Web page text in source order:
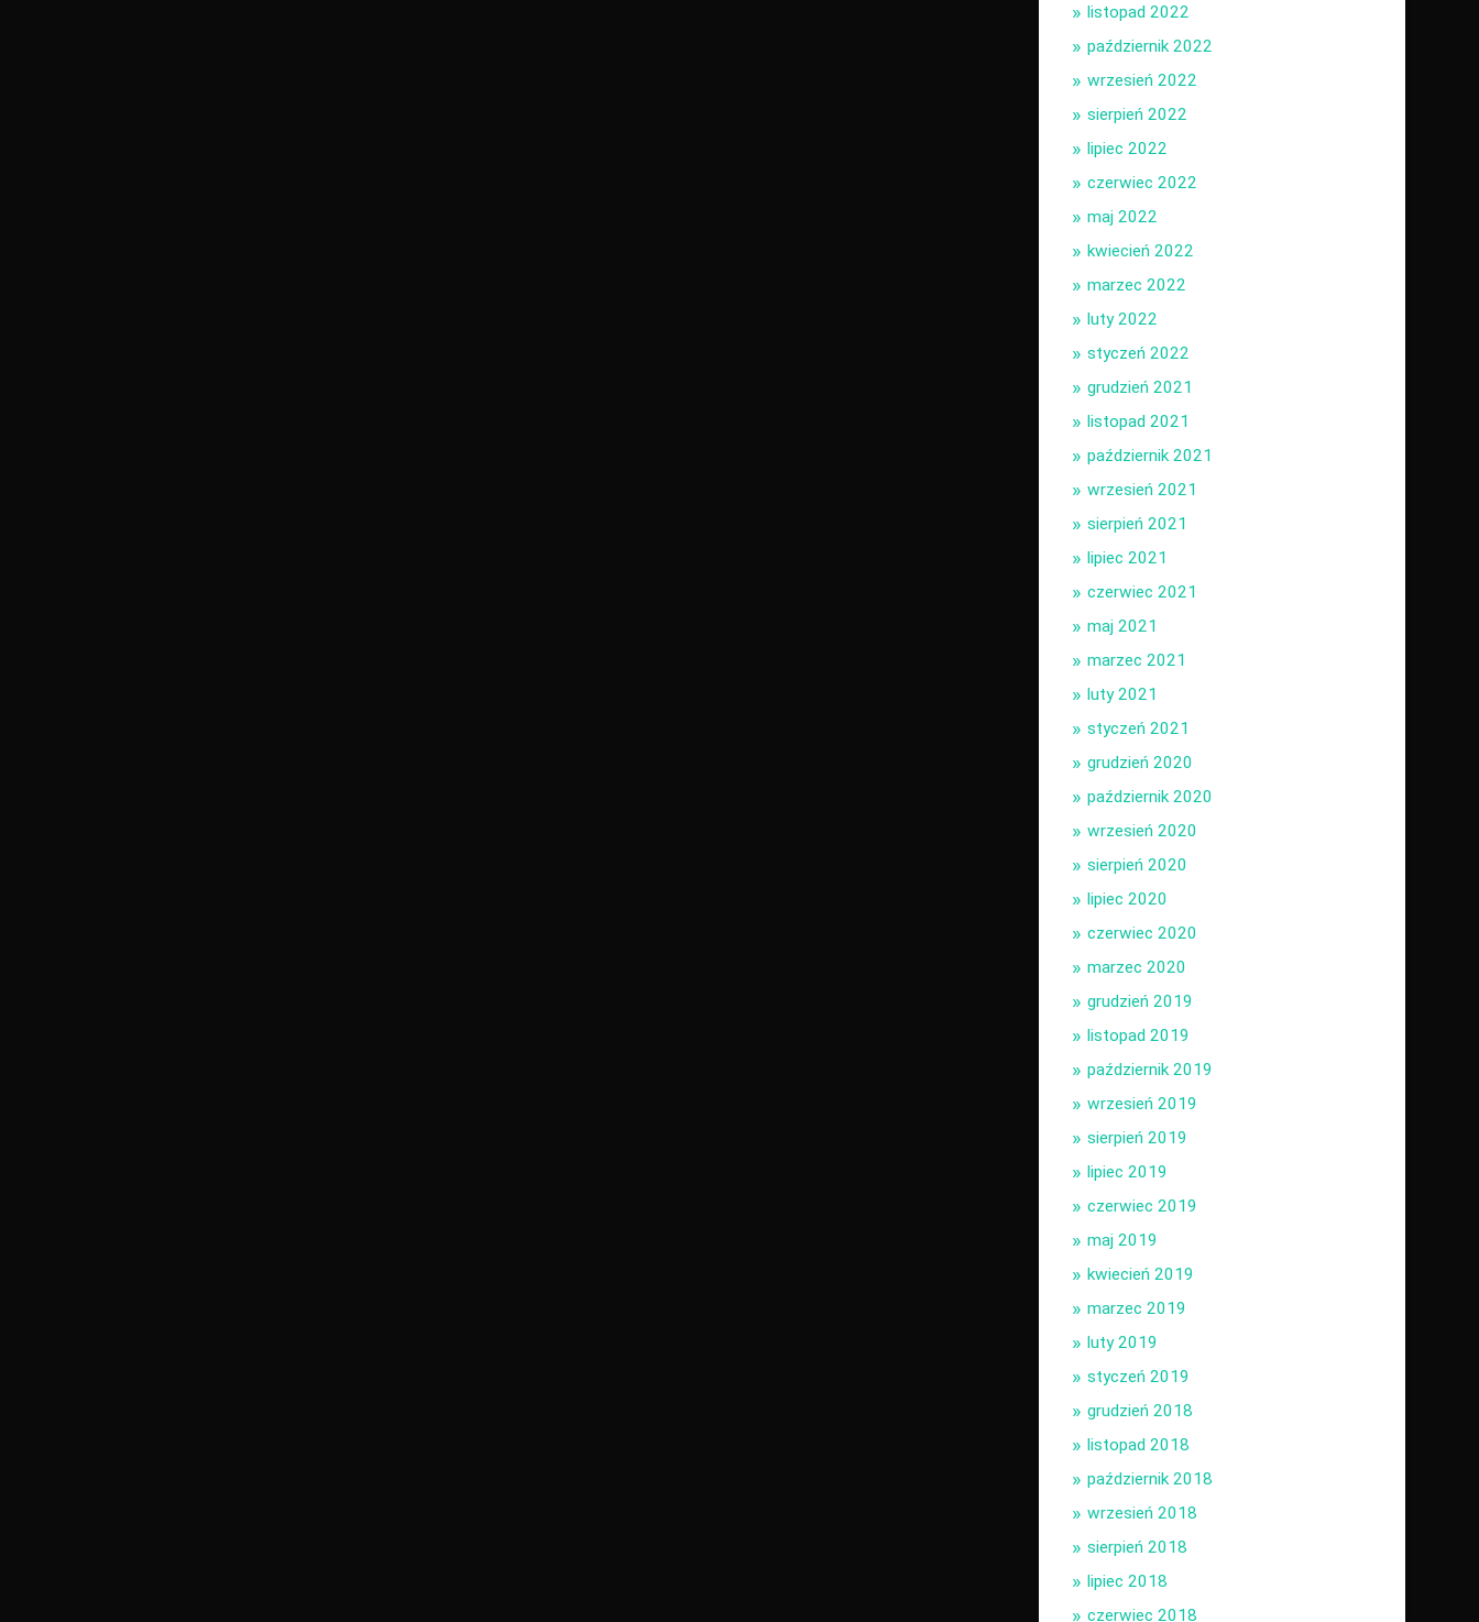
listopad 2022
październik 2022
wrzesień 2022
sierpień 2022
lipiec 2022
czerwiec 2022
maj 2022
kwiecień 2022
marzec 2022
luty 2022
styczeń 2022
grudzień 2021
listopad 2021
październik 2021
wrzesień 2021
sierpień 2021
lipiec 2021
czerwiec 2021
maj 2021
marzec 2021
luty 2021
styczeń 2021
grudzień 2020
październik 2020
wrzesień 2020
sierpień 2020
lipiec 2020
czerwiec 2020
marzec 2020
grudzień 2019
listopad 2019
październik 2019
wrzesień 2019
sierpień 2019
lipiec 2019
czerwiec 2019
maj 2019
kwiecień 2019
marzec 2019
luty 2019
styczeń 2019
grudzień 2018
listopad 2018
październik 2018
wrzesień 2018
sierpień 2018
lipiec 2018
czerwiec 2018